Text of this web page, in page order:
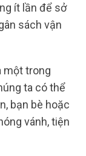
ít lần để sở
sách vận
một trong
ta có thể
bạn bè hoặc
vánh, tiện